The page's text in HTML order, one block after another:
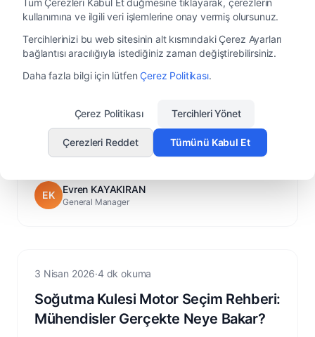
HVLS
7 Nisan 2026 ·4 dk okuma
HVLS Motor Technology Explained:
Warehouse Ventilation
HVLS systems are not just about fan size. Learn how
motor design — especially direct drive technology —
determines airflow stability, efficiency, and long-term
EK Evren KAYAKIRAN
General Manager
Cooling Tower
3 Nisan 2026·4 dk okuma
Soğutma Kulesi Motor Seçim Rehberi:
Mühendisler Gerçekte Neye Bakar?
kullanımına ve ilgili veri işlemlerine onay vermiş olursunuz.
Tercihlerinizi bu web sitesinin alt kısmındaki Çerez Ayarları
bağlantısı aracılığıyla istediğiniz zaman değiştirebilirsiniz.
Daha fazla bilgi için lütfen Çerez Politikası.
Çerez Politikası Tercihleri Yönet
Çerezleri Reddet Tümünü Kabul Et